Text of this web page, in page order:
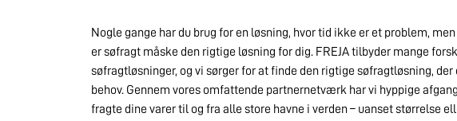
Nogle gange har du brug for en løsning, hvor tid ikke er et problem, men
er søfragt måske den rigtige løsning for dig. FREJA tilbyder mange
søfragtløsninger, og vi sørger for at finde den rigtige søfragtløsning,
behov. Gennem vores omfattende partnernetværk har vi hyppige
fragte dine varer til og fra alle store havne i verden – uanset størrelse